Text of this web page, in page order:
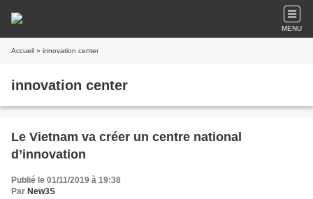
MENU
Accueil » innovation center
innovation center
Le Vietnam va créer un centre national
d’innovation
Publié le 01/11/2019 à 19:38
Par New3S